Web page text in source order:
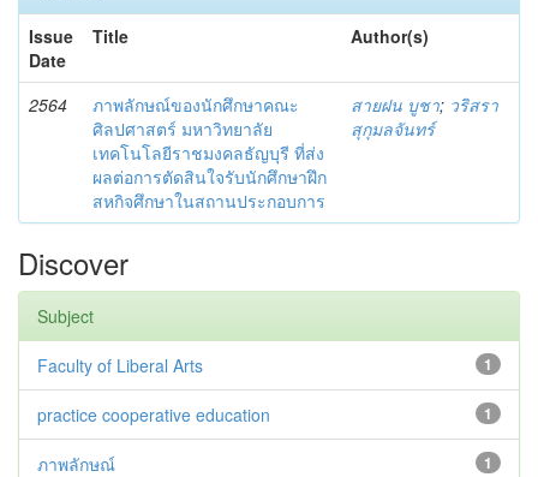
Issue
Date
Title Author(s)
2564
ภาพลักษณ์ของนักศึกษาคณะ
ศิลปศาสตร์ มหาวิทยาลัย
เทคโนโลยีราชมงคลธัญบุรี ที่ส่ง
ผลต่อการตัดสินใจรับนักศึกษาฝึก
สหกิจศึกษาในสถานประกอบการ
สายฝน บูชา; วริสรา
สุกุมลจันทร์
Discover
Subject
1
Faculty of Liberal Arts
1
practice cooperative education
1
ภาพลักษณ์